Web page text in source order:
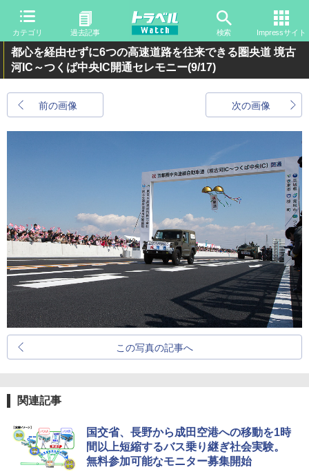
カテゴリ 過去記事 検索 Impressサイト
都心を経由せずに6つの高速道路を往来できる圏央道 境古
河IC～つくば中央IC開通セレモニー(9/17)
前の画像 次の画像
この写真の記事へ
関連記事
国交省、長野から成田空港への移動を1時
間以上短縮するバス乗り継ぎ社会実験。
無料参加可能なモニター募集開始